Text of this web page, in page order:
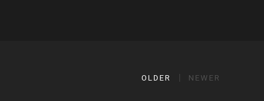
OLDER NEWER